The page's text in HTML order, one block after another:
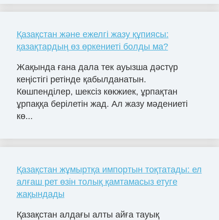
Қазақстан және ежелгі жазу құпиясы:
қазақтардың өз өркениеті болды ма?
Жақында ғана дала тек ауызша дәстүр
кеңістігі ретінде қабылданатын.
Көшпенділер, шексіз көкжиек, ұрпақтан
ұрпаққа берілетін жад. Ал жазу мәдениеті
кө...
Қазақстан жұмыртқа импортын тоқтатады: ел
алғаш рет өзін толық қамтамасыз етуге
жақындады
Қазақстан алдағы алты айға тауық